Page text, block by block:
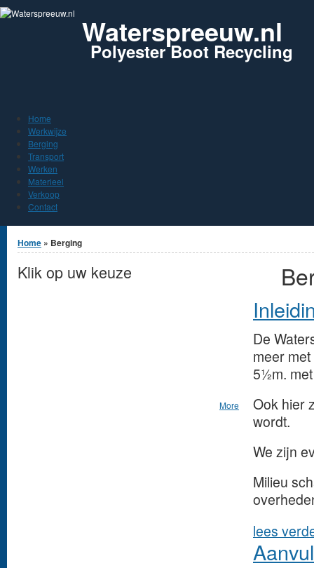
Jump to Content Waterspreeuw.nl
Polyester Boot Recycling
Home
Werkwijze
Berging
Transport
Werken
Materieel
Verkoop
Contact
U bent hier
Home » Berging
De
meer
5½m.
Ook hier
wordt.
We zijn
Milieu
lees
Klik op uw keuze
More